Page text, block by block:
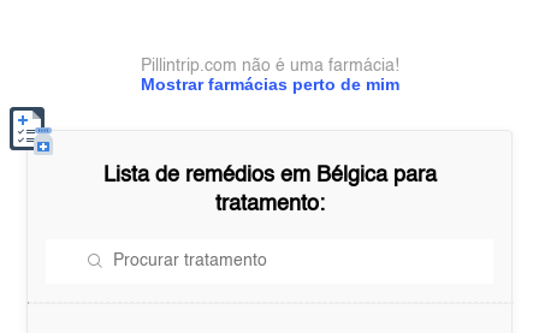
Mostrar farmácias perto de mim
Pillintrip.com não é uma farmácia!
Lista de remédios em Bélgicapara
tratamento: